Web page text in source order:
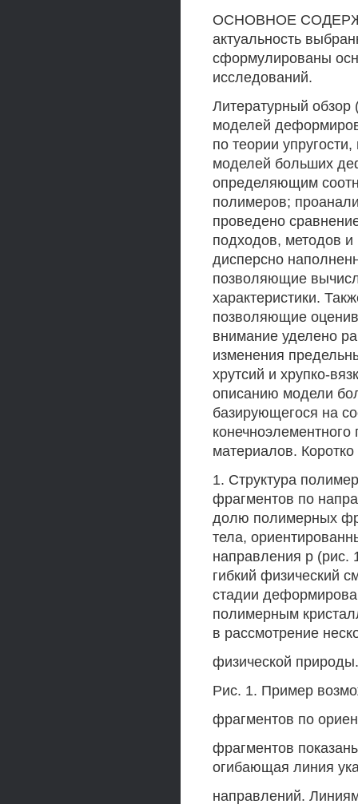
ОСНОВНОЕ
актуальность
сформулированы
исследований.
Литературный обзор
моделей
по теории
моделей больших
определяющим
полимеров;
проведено
подходов, методов и
дисперсно
позволяющие
характеристики.
позволяющие
внимание уделено
изменения
хрутсий и хрупко-
описанию модели
базирующегося на
материалов.
1. Структура
фрагментов по
долю полимерных
тела,
направления р (рис.
гибкий физический
стадии
полимерным
в рассмотрение
физической природы.
Рис. 1. Пример
фрагментов по
фрагментов
огибающая линия
направлений.